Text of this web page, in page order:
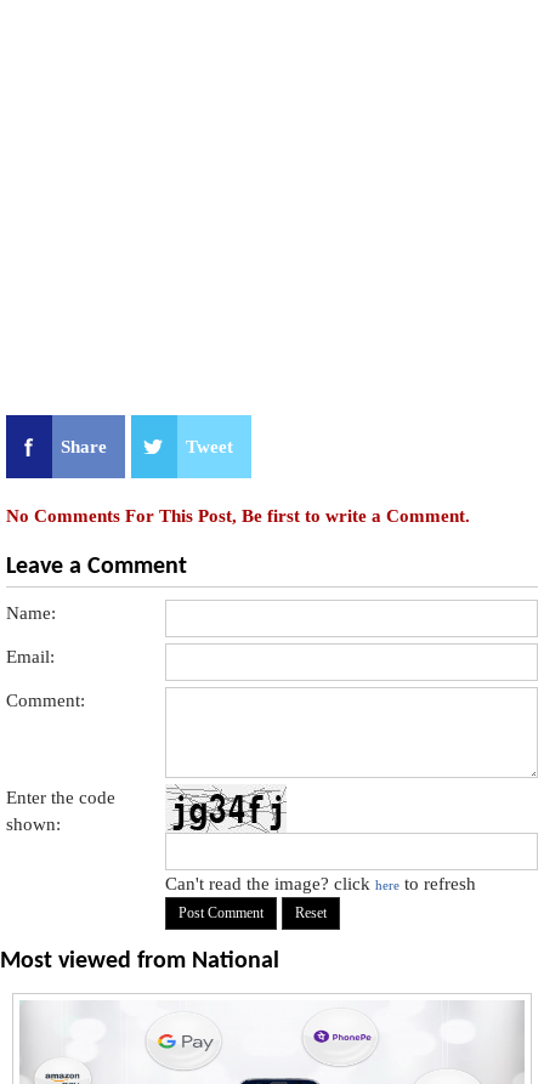
Share Tweet
No Comments For This Post, Be first to write a Comment.
Leave a Comment
Name:
Email:
Comment:
Enter the code
shown:
Can't read the image? clickhere to refresh
Most viewed from National